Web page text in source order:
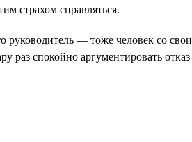
страхом справляться.
— тоже человек со
раз спокойно аргументировать